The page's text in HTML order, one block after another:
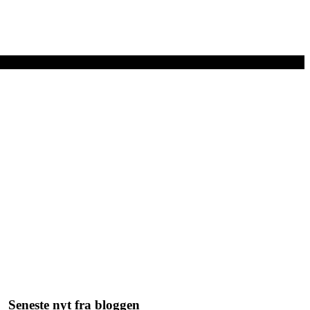
Seneste nyt fra bloggen